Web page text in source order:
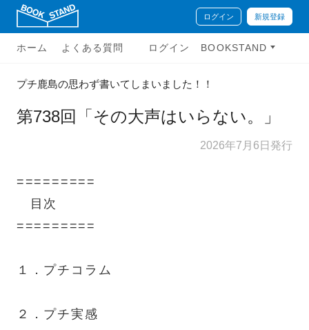
ログイン 新規登録
ホーム よくある質問 ログイン BOOKSTAND
プチ鹿島の思わず書いてしまいました！！
第738回「その大声はいらない。」
2026年7月6日発行
=========
目次
=========
１．プチコラム
２．プチ実感